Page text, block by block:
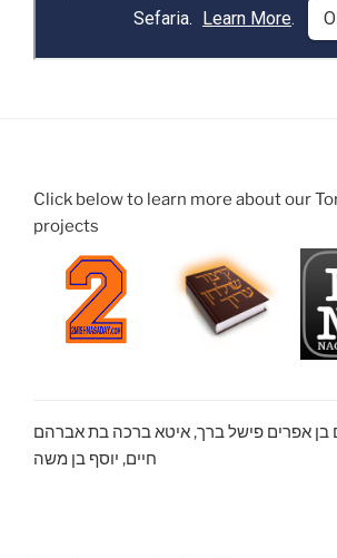
Click below to learn more about our
projects
בן אפרים פישל ברך, איטא ברכה בת אברהם
חיים, יוסף בן משה